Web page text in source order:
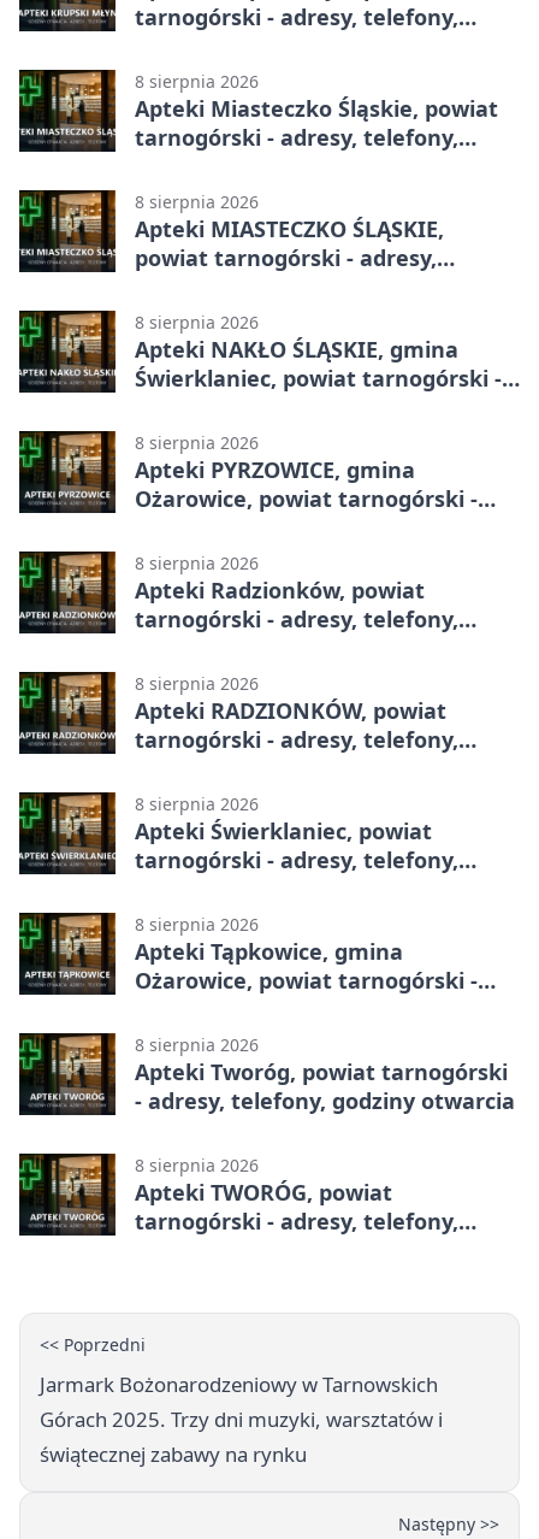
tarnogórski - adresy, telefony,
8 sierpnia 2026
Apteki Miasteczko Śląskie, powiat
tarnogórski - adresy, telefony,
8 sierpnia 2026
Apteki MIASTECZKO ŚLĄSKIE,
powiat tarnogórski - adresy,
8 sierpnia 2026
Apteki NAKŁO ŚLĄSKIE, gmina
Świerklaniec, powiat tarnogórski -
8 sierpnia 2026
Apteki PYRZOWICE, gmina
Ożarowice, powiat tarnogórski -
8 sierpnia 2026
Apteki Radzionków, powiat
tarnogórski - adresy, telefony,
8 sierpnia 2026
Apteki RADZIONKÓW, powiat
tarnogórski - adresy, telefony,
8 sierpnia 2026
Apteki Świerklaniec, powiat
tarnogórski - adresy, telefony,
8 sierpnia 2026
Apteki Tąpkowice, gmina
Ożarowice, powiat tarnogórski -
8 sierpnia 2026
Apteki Tworóg, powiat tarnogórski
- adresy, telefony, godziny otwarcia
8 sierpnia 2026
Apteki TWORÓG, powiat
tarnogórski - adresy, telefony,
<< Poprzedni
Jarmark Bożonarodzeniowy w Tarnowskich
Górach 2025. Trzy dni muzyki, warsztatów i
świątecznej zabawy na rynku
Następny >>